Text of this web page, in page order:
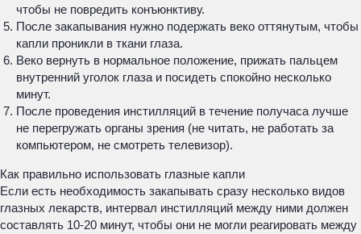
чтобы не повредить конъюнктиву.
После закапывания нужно подержать веко оттянутым, чтобы
капли проникли в ткани глаза.
Веко вернуть в нормальное положение, прижать пальцем
внутренний уголок глаза и посидеть спокойно несколько
минут.
После проведения инстилляций в течение получаса лучше
не перегружать органы зрения (не читать, не работать за
компьютером, не смотреть телевизор).
Как правильно использовать глазные капли
Если есть необходимость закапывать сразу несколько видов
глазных лекарств, интервал инстилляций между ними должен
составлять 10-20 минут, чтобы они не могли реагировать между